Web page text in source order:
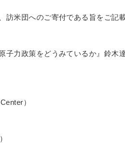
訪米団へのご寄付である旨をご記
力政策をどうみているか』鈴木
）